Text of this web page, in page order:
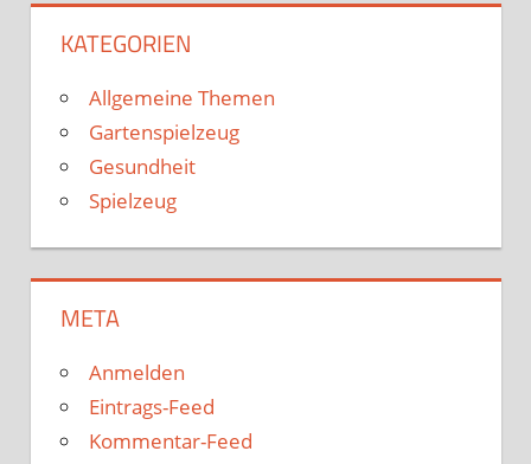
KATEGORIEN
Allgemeine Themen
Gartenspielzeug
Gesundheit
Spielzeug
META
Anmelden
Eintrags-Feed
Kommentar-Feed